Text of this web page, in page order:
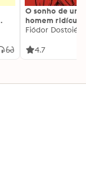
O sonho de um
homem ridículo
Fiódor
4.7